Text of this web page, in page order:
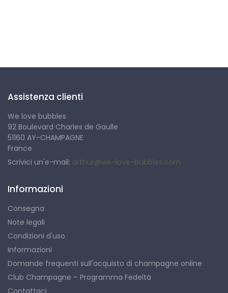
Assistenza clienti
We love bubbles
92 Boulevard Charles de Gaulle
51160 AY-CHAMPAGNE
France
Scrivici un'e-mail: arthur@we-love-bubbles.com
Informazioni
Consegna
Note legali
Condizioni d'uso
Informazioni
Domande frequenti sull'acquisto di champagne online
Club Champagne – Programma Fedeltà